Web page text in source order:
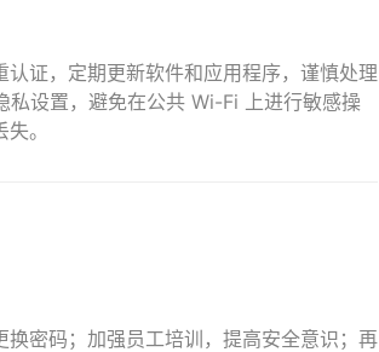
证，定期更新软件和应用程序，谨慎处理
私设置，避免在公共 Wi-Fi 上进行敏感操
。
密码；加强员工培训，提高安全意识；再